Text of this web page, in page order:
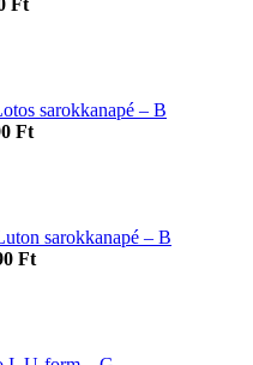
Ft
Ft
Ft